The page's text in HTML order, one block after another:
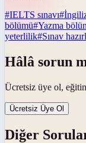
#IELTS sınavı#
bölümü#Yazma
yeterlilik#Sınav
Hâlâ sorun
Ücretsiz üye ol,
Ücretsiz Üye Ol
Diğer